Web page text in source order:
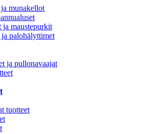
munakellot
maustepurkit
palohälyttimet
ja pullonavaajat
tuotteet